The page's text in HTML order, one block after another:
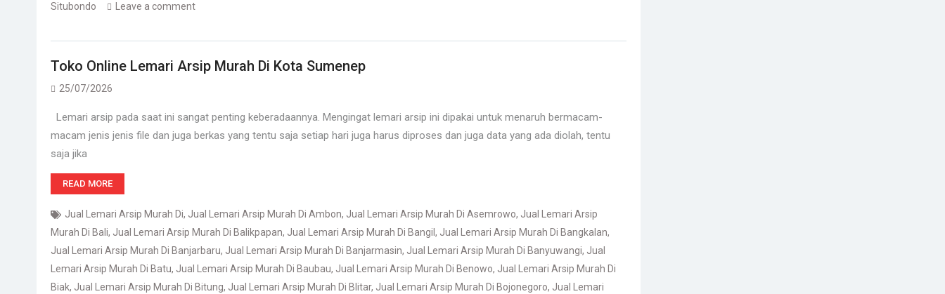
Situbondo
Leave a comment
Toko Online Lemari Arsip Murah Di Kota Sumenep
25/07/2026
Lemari arsip pada saat ini sangat penting keberadaannya. Mengingat lemari arsip ini dipakai untuk menaruh bermacam-
macam jenis jenis file dan juga berkas yang tentu saja setiap hari juga harus diproses dan juga data yang ada diolah, tentu
saja jika
READ MORE
Jual Lemari Arsip Murah Di, Jual Lemari Arsip Murah Di Ambon, Jual Lemari Arsip Murah Di Asemrowo, Jual Lemari Arsip
Murah Di Bali, Jual Lemari Arsip Murah Di Balikpapan, Jual Lemari Arsip Murah Di Bangil , Jual Lemari Arsip Murah Di Bangkalan,
Jual Lemari Arsip Murah Di Banjarbaru, Jual Lemari Arsip Murah Di Banjarmasin, Jual Lemari Arsip Murah Di Banyuwangi, Jual
Lemari Arsip Murah Di Batu, Jual Lemari Arsip Murah Di Baubau, Jual Lemari Arsip Murah Di Benowo, Jual Lemari Arsip Murah Di
Biak, Jual Lemari Arsip Murah Di Bitung, Jual Lemari Arsip Murah Di Blitar, Jual Lemari Arsip Murah Di Bojonegoro, Jual Lemari